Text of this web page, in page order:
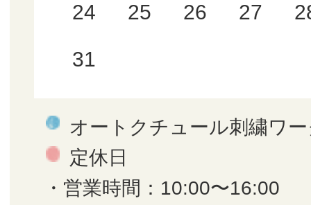
24 25 26 27
31
オートクチュール刺繍ワ
定休日
・営業時間：10:00〜16:00